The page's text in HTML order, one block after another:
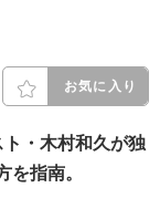
お気に入り
・木村和久が独
指南。